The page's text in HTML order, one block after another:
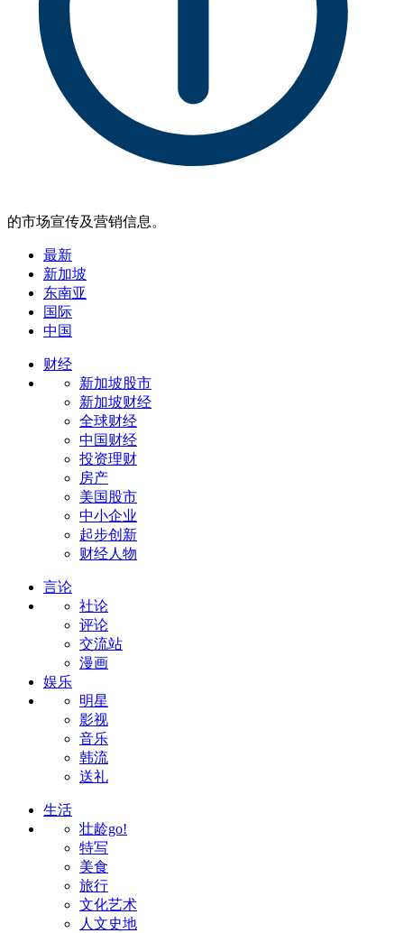
的市场宣传及营销信息。
最新
新加坡
东南亚
国际
中国
财经
新加坡股市
新加坡财经
全球财经
中国财经
投资理财
房产
美国股市
中小企业
起步创新
财经人物
言论
社论
评论
交流站
漫画
娱乐
明星
影视
音乐
韩流
送礼
生活
壮龄go!
特写
美食
旅行
文化艺术
人文史地